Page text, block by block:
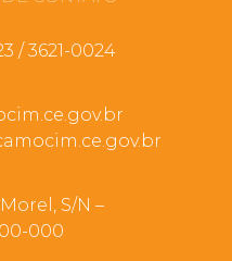
/ 3621-0024
S/N –
000